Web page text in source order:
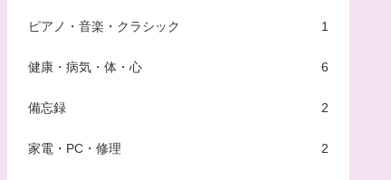
ピアノ・音楽・クラシック 1
健康・病気・体・心 6
備忘録 2
家電・PC・修理 2